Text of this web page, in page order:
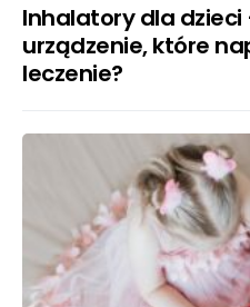
Inhalatory dla
urządzenie, które
leczenie?